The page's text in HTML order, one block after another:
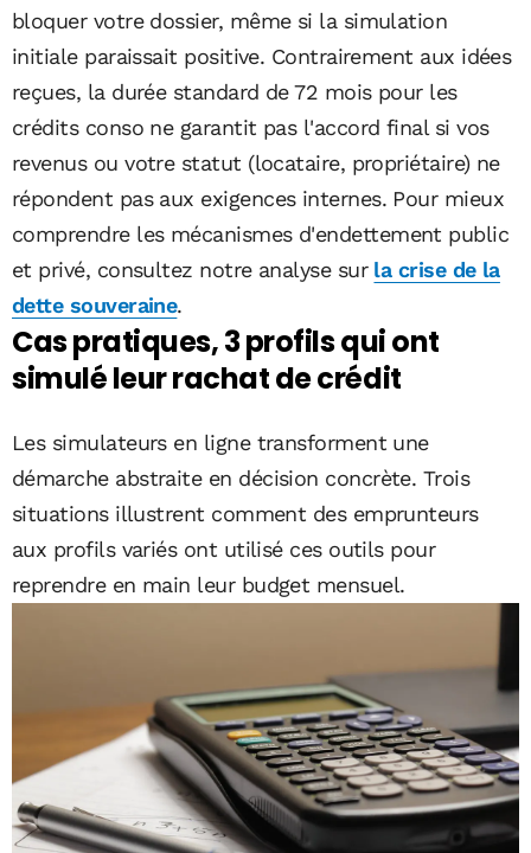
bloquer votre dossier, même si la simulation
initiale paraissait positive. Contrairement aux idées
reçues, la durée standard de 72 mois pour les
crédits conso ne garantit pas l'accord final si vos
revenus ou votre statut (locataire, propriétaire) ne
répondent pas aux exigences internes. Pour mieux
comprendre les mécanismes d'endettement public
et privé, consultez notre analyse sur la crise de la
dette souveraine.
Cas pratiques, 3 profils qui ont
simulé leur rachat de crédit
Les simulateurs en ligne transforment une
démarche abstraite en décision concrète. Trois
situations illustrent comment des emprunteurs
aux profils variés ont utilisé ces outils pour
reprendre en main leur budget mensuel.